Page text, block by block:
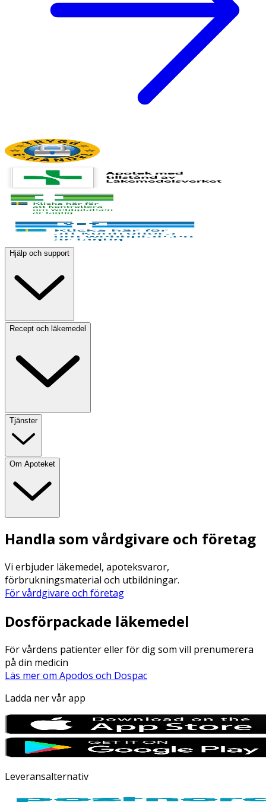
Hjälp och support
Recept och läkemedel
Tjänster
Om Apoteket
Handla som vårdgivare och företag
Vi erbjuder läkemedel, apoteksvaror,
förbrukningsmaterial och utbildningar.
För vårdgivare och företag
Dosförpackade läkemedel
För vårdens patienter eller för dig som vill prenumerera
på din medicin
Läs mer om Apodos och Dospac
Ladda ner vår app
Leveransalternativ